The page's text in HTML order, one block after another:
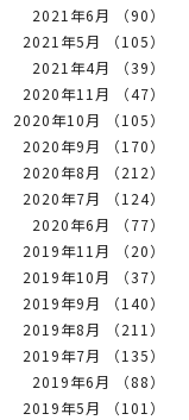
2021年6月 （90）
2021年5月 （105）
2021年4月 （39）
2020年11月 （47）
2020年10月 （105）
2020年9月 （170）
2020年8月 （212）
2020年7月 （124）
2020年6月 （77）
2019年11月 （20）
2019年10月 （37）
2019年9月 （140）
2019年8月 （211）
2019年7月 （135）
2019年6月 （88）
2019年5月 （101）